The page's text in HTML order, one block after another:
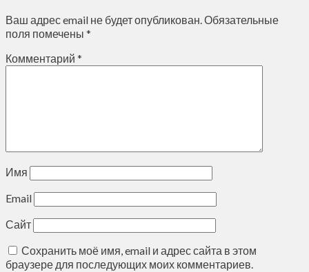
Ваш адрес email не будет опубликован.Обязательные
поля помечены *
Комментарий *
Имя
Email
Сайт
Сохранить моё имя, email и адрес сайта в этом
браузере для последующих моих комментариев.